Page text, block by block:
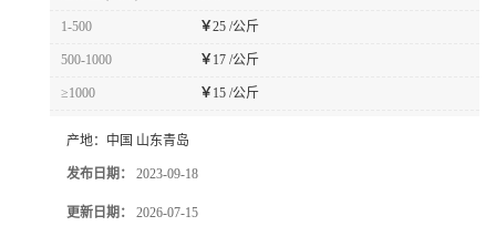
1-500 ￥25 /公斤
500-1000 ￥ 17 /公斤
≥1000 ￥ 15 /公斤
产地： 中国 山东青岛
发布日期： 2023-09-18
更新日期： 2026-07-15